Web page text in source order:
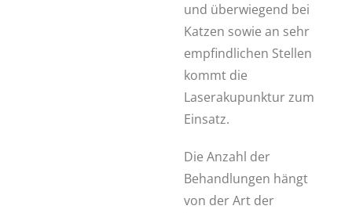
und überwiegend bei
Katzen sowie an sehr
empfindlichen Stellen
kommt die
Laserakupunktur zum
Einsatz.
Die Anzahl der
Behandlungen hängt
von der Art der